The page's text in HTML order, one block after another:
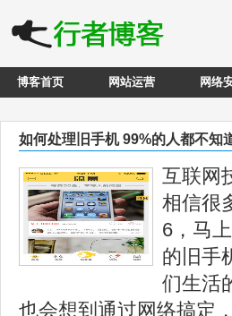
博客首页 网站运营 网络
如何处理旧手机 99%的人都不知
互联网
相信很
6，马
的旧手
们生活
也会想到通过网络搞定